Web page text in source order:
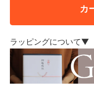
カ
ラッピングについて▼